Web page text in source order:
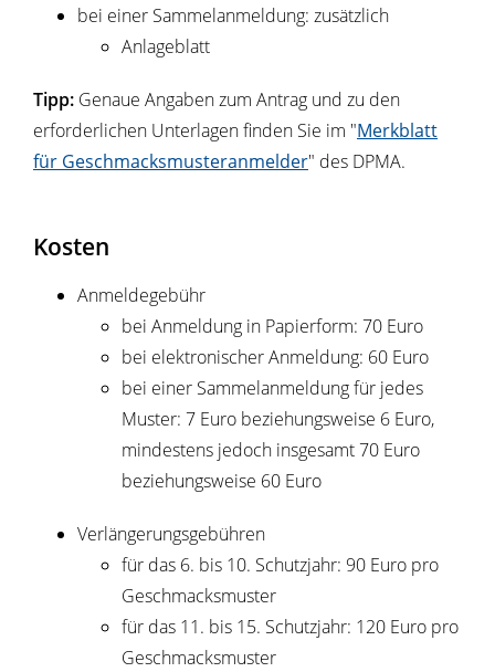
bei einer Sammelanmeldung: zusätzlich
Anlageblatt
Tipp: Genaue Angaben zum Antrag und zu den
erforderlichen Unterlagen finden Sie im "Merkblatt
für Geschmacksmusteranmelder" des DPMA.
Kosten
Anmeldegebühr
bei Anmeldung in Papierform: 70 Euro
bei elektronischer Anmeldung: 60 Euro
bei einer Sammelanmeldung für jedes
Muster: 7 Euro beziehungsweise 6 Euro,
mindestens jedoch insgesamt 70 Euro
beziehungsweise 60 Euro
Verlängerungsgebühren
für das 6. bis 10. Schutzjahr: 90 Euro pro
Geschmacksmuster
für das 11. bis 15. Schutzjahr: 120 Euro pro
Geschmacksmuster